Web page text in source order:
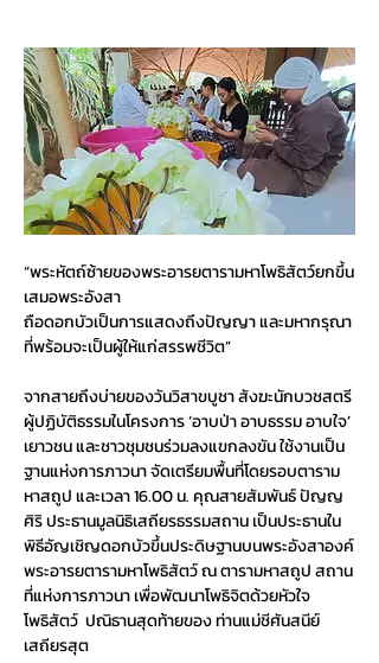
“พระหัตถ์ซ้ายของพระอารยตารามหาโพธิสัตว์ยกขึ้น
เสมอพระอังสา
ถือดอกบัวเป็นการแสดงถึงปัญญา และมหากรุณา
ที่พร้อมจะเป็นผู้ให้แก่สรรพชีวิต”
จากสายถึงบ่ายของวันวิสาขบูชา สังฆะนักบวชสตรี
ผู้ปฏิบัติธรรมในโครงการ ‘อาบป่า อาบธรรม อาบใจ’
เยาวชน และชาวชุมชนร่วมลงแขกลงขัน ใช้งานเป็น
ฐานแห่งการภาวนา จัดเตรียมพื้นที่โดยรอบตาราม
หาสถูป และเวลา 16.00 น. คุณสายสัมพันธ์ ปัญญ
ศิริ ประธานมูลนิธิเสถียรธรรมสถาน เป็นประธานใน
พิธีอัญเชิญดอกบัวขึ้นประดิษฐานบนพระอังสาองค์
พระอารยตารามหาโพธิสัตว์ ณ ตารามหาสถูป สถาน
ที่แห่งการภาวนา เพื่อพัฒนาโพธิจิตด้วยหัวใจ
โพธิสัตว์  ปณิธานสุดท้ายของ ท่านแม่ชีศันสนีย์
เสถียรสุต